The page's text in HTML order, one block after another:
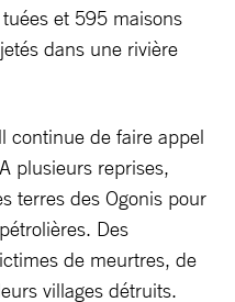
et 595 maisons
dans une rivière
continue de faire appel
plusieurs reprises,
terres des Ogonis pour
Des
de meurtres, de
villages détruits.